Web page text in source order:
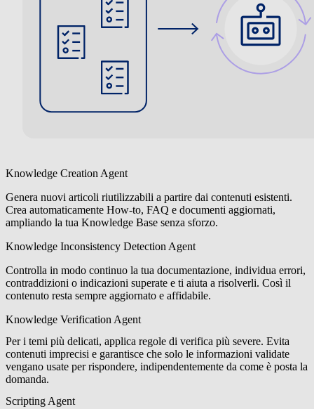
Knowledge Creation Agent
Genera nuovi articoli riutilizzabili a partire dai contenuti esistenti.
Crea automaticamente How-to, FAQ e documenti aggiornati,
ampliando la tua Knowledge Base senza sforzo.
Knowledge Inconsistency Detection Agent
Controlla in modo continuo la tua documentazione, individua errori,
contraddizioni o indicazioni superate e ti aiuta a risolverli. Così il
contenuto resta sempre aggiornato e affidabile.
Knowledge Verification Agent
Per i temi più delicati, applica regole di verifica più severe. Evita
contenuti imprecisi e garantisce che solo le informazioni validate
vengano usate per rispondere, indipendentemente da come è posta la
domanda.
Scripting Agent